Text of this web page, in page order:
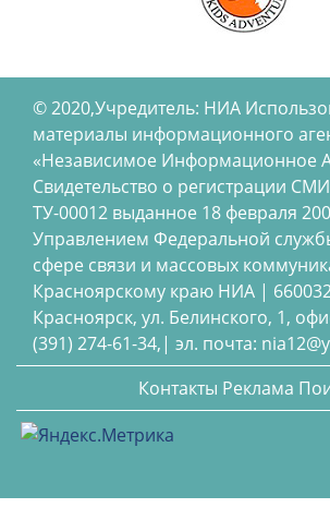
© 2020,Учредитель: НИА
материалы информационного
«Независимое Информационное
Свидетельство о регистрации
ТУ-00012 выданное 18 февраля
Управлением Федеральной
сфере связи и массовых
Красноярскому краю НИА |
Красноярск, ул. Белинского, 1,
(391) 274-61-34,| эл. почта:
Контакты Реклама